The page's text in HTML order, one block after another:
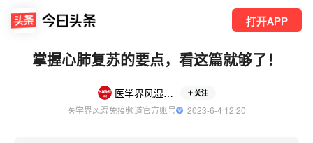
打开APP
掌握心肺复苏的要点，看这篇就够了！
医学界风湿免疫频道 关注
医学界风湿免疫频道官方账号
  2023-6-4 12:20